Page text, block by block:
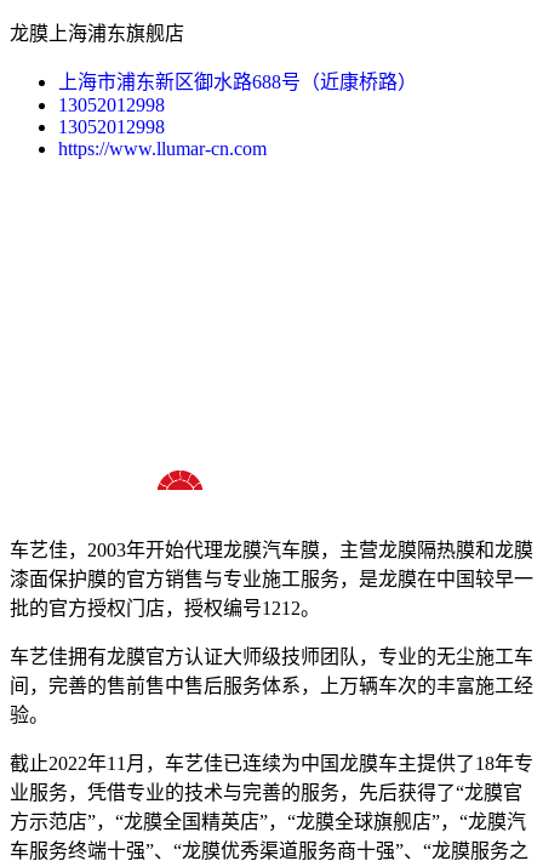
龙膜上海浦东旗舰店
上海市浦东新区御水路688号（近康桥路）
13052012998
13052012998
https://www.llumar-cn.com
车艺佳，2003年开始代理龙膜汽车膜，主营龙膜隔热膜和龙膜
漆面保护膜的官方销售与专业施工服务，是龙膜在中国较早一
批的官方授权门店，授权编号1212。
车艺佳拥有龙膜官方认证大师级技师团队，专业的无尘施工车
间，完善的售前售中售后服务体系，上万辆车次的丰富施工经
验。
截止2022年11月，车艺佳已连续为中国龙膜车主提供了18年专
业服务，凭借专业的技术与完善的服务，先后获得了“龙膜官
方示范店”，“龙膜全国精英店”，“龙膜全球旗舰店”，“龙膜汽
车服务终端十强”、“龙膜优秀渠道服务商十强”、“龙膜服务之